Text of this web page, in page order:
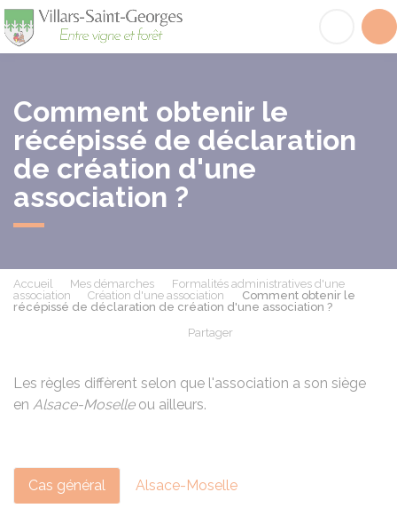
Comment obtenir le
récépissé de déclaration
de création d'une
association ?
Accueil Mes démarches
Formalités administratives d'une
association
Création d'une association
Comment obtenir le
récépissé de déclaration de création d'une association ?
Partager
Les règles diffèrent selon que l'association a son siège
en Alsace-Moselleou ailleurs.
Cas général Alsace-Moselle